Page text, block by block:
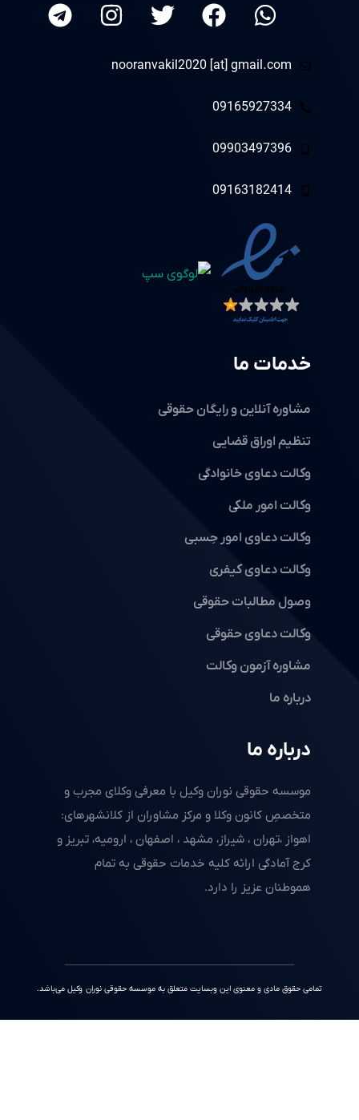
درباره ما
موسسه حقوقی نوران وکیل با معرفی وکلای مجرب و
متخصصِ کانون وکلا و مرکز مشاوران از کلانشهرهای:
اهواز ،تهران ، شیراز، مشهد ، اصفهان ، ارومیه، تبریز و
کرج آمادگی ارائه کلیه خدمات حقوقی به تمام
هموطنان عزیز را دارد.
خدمات ما
مشاوره آنلاین و رایگان حقوقی
تنظیم اوراق قضایی
وکالت دعاوی خانوادگی
وکالت امور ملکی
وکالت دعاوی امور حِسبی
وکالت دعاوی کیفری
وصول مطالبات حقوقی
وکالت دعاوی حقوقی
مشاوره آزمون وکالت
درباره ما
nooranvakil2020 [at] gmail.com
09165927334
09903497396
09163182414
تمامی حقوق مادی و معنوی این وبسایت متعلق به موسسه حقوقی نوران وکیل می‌باشد.